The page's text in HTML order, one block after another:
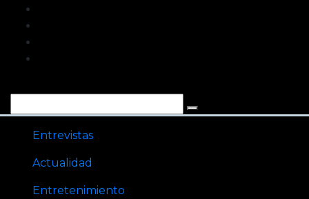
Saltar
contenido
Entrevistas
Actualidad
Entretenimiento